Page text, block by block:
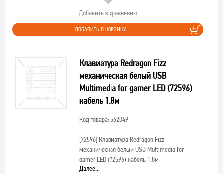
Добавить к сравнению
ДОБАВИТЬ В КОРЗИНУ
Клавиатура Redragon Fizz
механическая белый USB
Multimedia for gamer LED (72596)
кабель 1.8м
Код товара: 562049
[72596]Клавиатура Redragon Fizz
механическая белый USB Multimedia for
gamer LED (72596) кабель 1.8м
Далее...